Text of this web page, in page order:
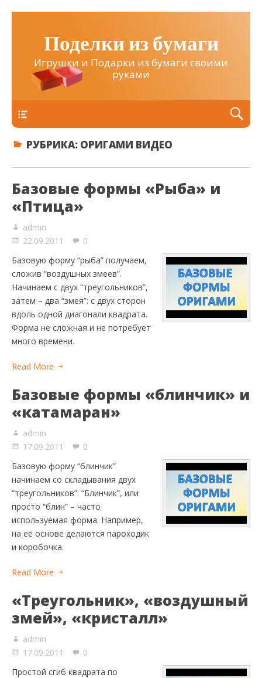
Поделки из бумаги
Игрушки и Подарки из бумаги своими
руками
РУБРИКА: ОРИГАМИ ВИДЕО
Базовые формы «Рыба» и
«Птица»
admin
22.09.2011
0
Базовую форму “рыба” получаем,
сложив “воздушных змеев”.
Начинаем с двух “треугольников”,
затем – два “змея”: с двух сторон
вдоль одной диагонали квадрата.
Форма не сложная и не потребует
много времени.
Read More
Базовые формы «блинчик» и
«катамаран»
admin
17.09.2011
0
Базовую форму “блинчик”
начинаем со складывания двух
“треугольников”. “Блинчик”, или
просто “блин” – часто
используемая форма. Например,
на её основе делаются пароходик
и коробочка.
Read More
«Треугольник», «воздушный
змей», «кристалл»
admin
17.09.2011
0
Простой сгиб квадрата по